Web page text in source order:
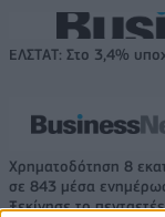
ΕΛΣΤΑΤ: Στο 3,4%
Χρηματοδότηση 8
σε 843 μέσα
Ξεκίνησε το πενταετές